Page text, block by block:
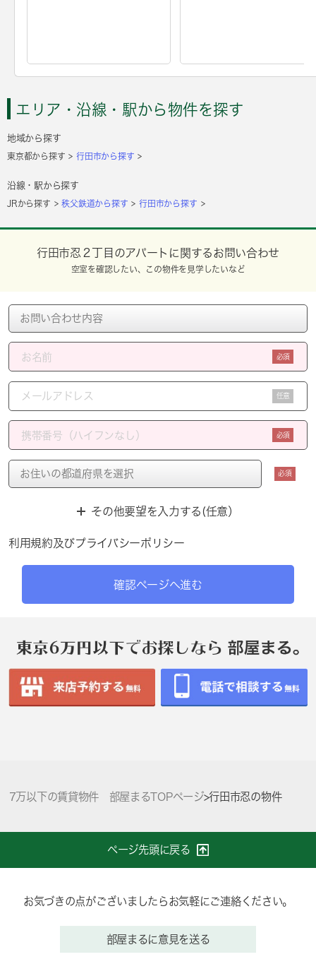
エリア・沿線・駅から物件を探す
地域から探す
東京都から探す 行田市から探す
沿線・駅から探す
JRから探す 秩父鉄道から探す 行田市から探す
行田市忍２丁目のアパートに関するお問い合わせ
空室を確認したい、この物件を見学したいなど
必須
任意
必須
必須
その他要望を入力する(任意）
利用規約及びプライバシーポリシー
確認ページへ進む
7万以下の賃貸物件 部屋まるTOPページ>行田市忍の物件
ページ先頭に戻る
お気づきの点がございましたらお気軽にご連絡ください。
部屋まるに意見を送る